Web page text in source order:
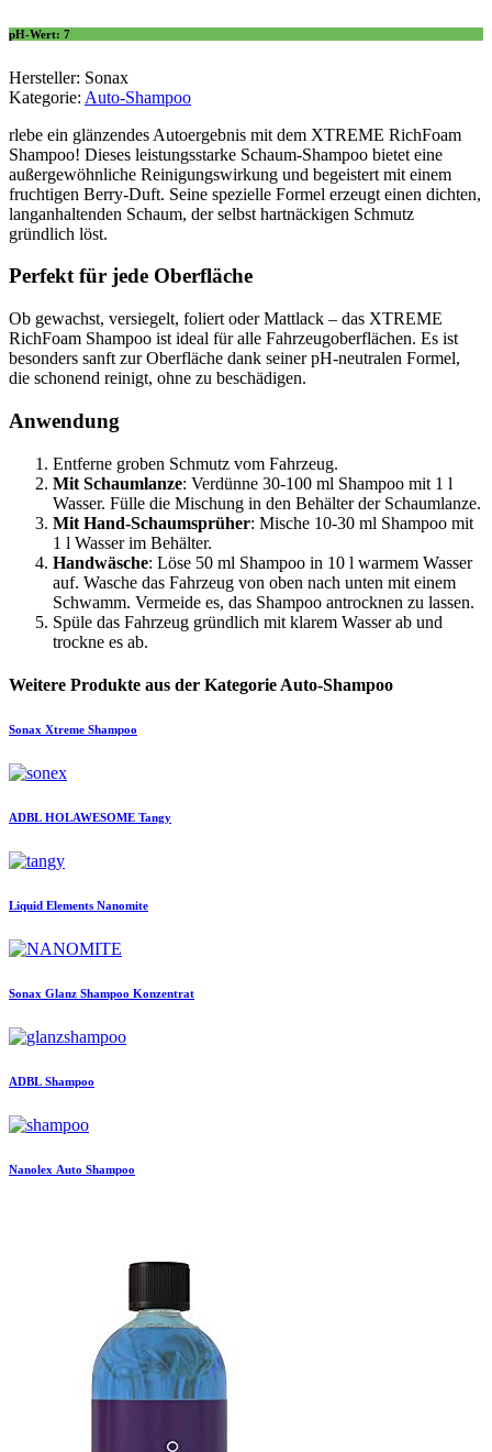
pH-Wert: 7
Hersteller: Sonax
Kategorie: Auto-Shampoo
rlebe ein glänzendes Autoergebnis mit dem XTREME RichFoam
Shampoo! Dieses leistungsstarke Schaum-Shampoo bietet eine
außergewöhnliche Reinigungswirkung und begeistert mit einem
fruchtigen Berry-Duft. Seine spezielle Formel erzeugt einen dichten,
langanhaltenden Schaum, der selbst hartnäckigen Schmutz
gründlich löst.
Perfekt für jede Oberfläche
Ob gewachst, versiegelt, foliert oder Mattlack – das XTREME
RichFoam Shampoo ist ideal für alle Fahrzeugoberflächen. Es ist
besonders sanft zur Oberfläche dank seiner pH-neutralen Formel,
die schonend reinigt, ohne zu beschädigen.
Anwendung
Entferne groben Schmutz vom Fahrzeug.
Mit Schaumlanze: Verdünne 30-100 ml Shampoo mit 1 l
Wasser. Fülle die Mischung in den Behälter der Schaumlanze.
Mit Hand-Schaumsprüher: Mische 10-30 ml Shampoo mit
1 l Wasser im Behälter.
Handwäsche: Löse 50 ml Shampoo in 10 l warmem Wasser
auf. Wasche das Fahrzeug von oben nach unten mit einem
Schwamm. Vermeide es, das Shampoo antrocknen zu lassen.
Spüle das Fahrzeug gründlich mit klarem Wasser ab und
trockne es ab.
Weitere Produkte aus der Kategorie Auto-Shampoo
Sonax Xtreme Shampoo
ADBL HOLAWESOME Tangy
Liquid Elements Nanomite
Sonax Glanz Shampoo Konzentrat
ADBL Shampoo
Nanolex Auto Shampoo